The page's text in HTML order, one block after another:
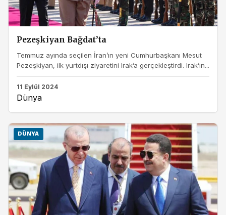
Pezeşkiyan Bağdat’ta
Temmuz ayında seçilen İran’ın yeni Cumhurbaşkanı Mesut
Pezeşkiyan, ilk yurtdışı ziyaretini Irak’a gerçekleştirdi. Irak’ın...
11 Eylül 2024
Dünya
DÜNYA